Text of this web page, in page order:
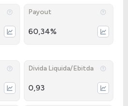
Payout
60,34%
Divida Liquida/Ebitda
0,93